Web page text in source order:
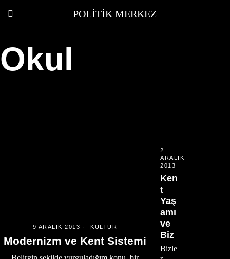
POLITIK MERKEZ
Okul
9 ARALIK 2013 KÜLTÜR
Modernizm ve Kent Sistemi
2
ARALIK
2013
Ken
t
Yaş
amı
ve
Biz
Bizle